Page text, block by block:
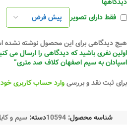
فقط دارای تصویر
هیچ دیدگاهی برای این محصول نوشته نشده
اسپادان به سیم اصفهان کلاف صد متری”
برای ثبت نقد و بررسیوارد حساب کاربری خود
شناسه محصول: 10594دسته: سیم و